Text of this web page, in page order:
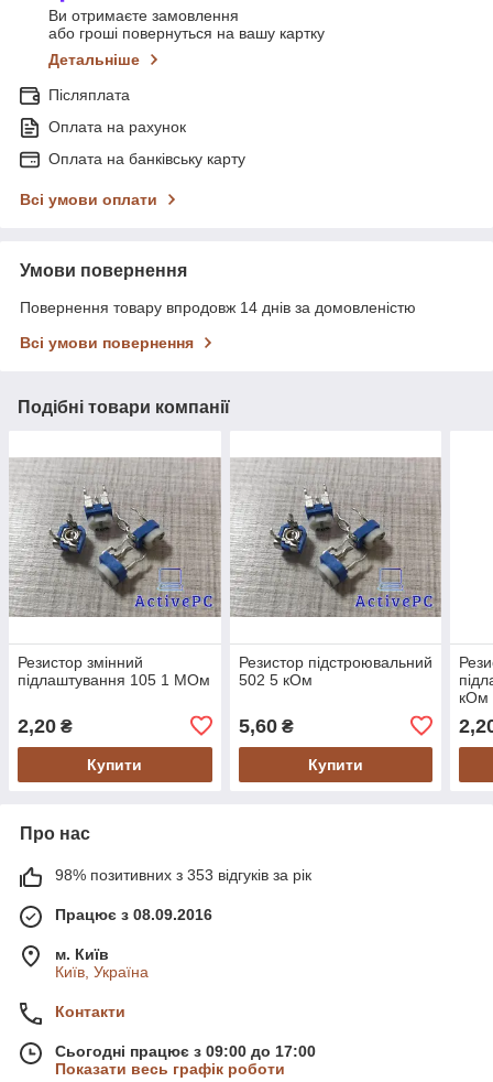
Ви отримаєте замовлення
або гроші повернуться на вашу картку
Детальніше
Післяплата
Оплата на рахунок
Оплата на банківську карту
Всі умови оплати
Умови повернення
Повернення товару впродовж 14 днів за домовленістю
Всі умови повернення
Подібні товари компанії
Резистор змінний
підлаштування 105 1 МОм
2,20 ₴
Купити
Резистор підстроювальний
502 5 кОм
5,60₴
Купити
кОм
Про нас
98% позитивних з 353 відгуків за рік
Працює з 08.09.2016
м. Київ
Київ, Україна
Контакти
Сьогодні працює з 09:00 до 17:00
Показати весь графік роботи